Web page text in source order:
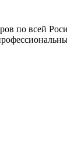
по всей